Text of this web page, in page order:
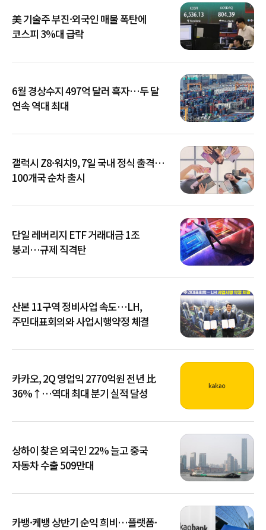
美 기술주 부진·외국인 매물 폭탄에
코스피 3%대 급락
6월 경상수지 497억 달러 흑자…두 달
연속 역대 최대
갤럭시 Z8·워치9, 7일 국내 정식 출격…
100개국 순차 출시
단일 레버리지 ETF 거래대금 1조
붕괴…규제 직격탄
산본 11구역 정비사업 속도…LH,
주민대표회의와 사업시행약정 체결
카카오, 2Q 영업익 2770억원 전년 比
36%↑…역대 최대 분기 실적 달성
상하이 찾은 외국인 22% 늘고 중국
자동차 수출 509만대
카뱅·케뱅 상반기 순익 희비…플랫폼·